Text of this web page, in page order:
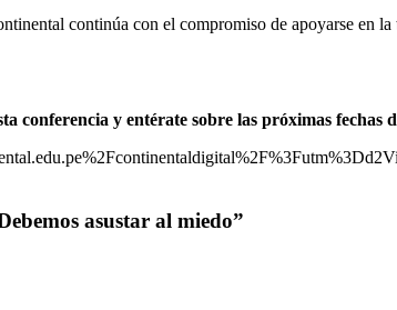
continúa con el compromiso de apoyarse en
conferencia y entérate sobre las próximas
asustar al miedo”